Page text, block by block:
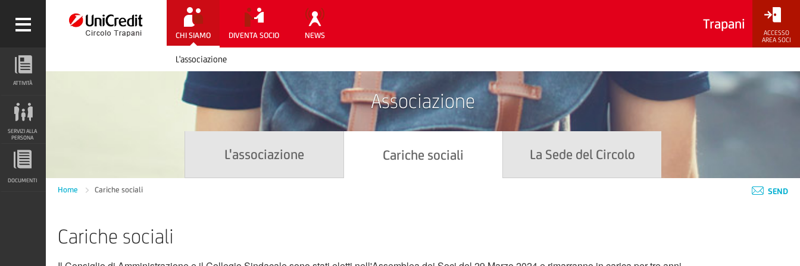
CHI SIAMO
L'associazione
DIVENTA SOCIO NEWS
Trapani
ACCESSO
AREA SOCI
ATTIVITÀ
ATTIVITÀ
SERVIZI ALLA
PERSONA
DOCUMENTI
Associazione
L'associazione Cariche sociali La Sede del Circolo
Home Cariche sociali SEND
Cariche sociali